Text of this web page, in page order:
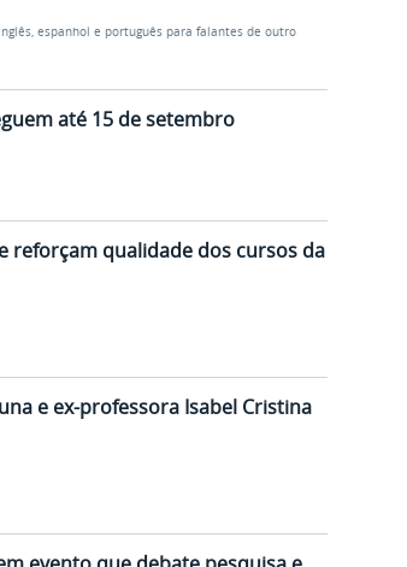
espanhol e português para falantes de outro
até 15 de setembro
reforçam qualidade dos cursos da
e ex-professora Isabel Cristina